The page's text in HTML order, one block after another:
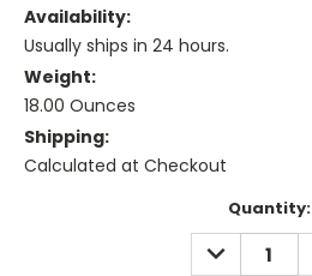
Availability:
Usually ships in 24 hours.
Weight:
18.00 Ounces
Shipping:
Calculated at Checkout
Quantity:
DECREASE
QUANTITY: